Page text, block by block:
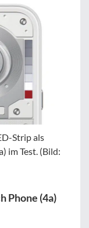
Strip als
im Test. (Bild:
Phone (4a)